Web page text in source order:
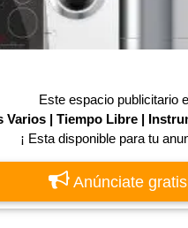
Este espacio publicitario
Varios | Tiempo Libre |
¡ Esta disponible para tu
Anúnciate gratis